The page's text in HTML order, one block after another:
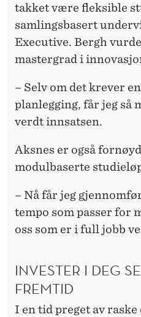
takket være fleksible
samlingsbasert
Executive. Bergh
mastergrad i
– Selv om det krever
planlegging, får jeg så
verdt innsatsen.
Aksnes er også
modulbaserte
– Nå får jeg
tempo som passer for
oss som er i full jobb
INVESTER I DEG
FREMTID
I en tid preget av